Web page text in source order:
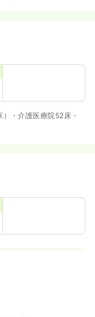
・介護医療院52床・